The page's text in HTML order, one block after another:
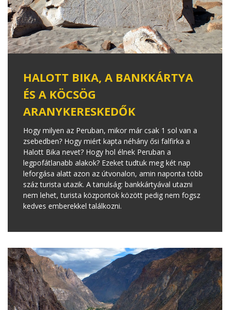
HALOTT BIKA, A BANKKÁRTYA
ÉS A KÖCSÖG
ARANYKERESKEDŐK
Hogy milyen az Peruban, mikor már csak 1 sol van a
zsebedben? Hogy miért kapta néhány ősi falfirka a
Halott Bika nevet? Hogy hol élnek Peruban a
legpofátlanabb alakok? Ezeket tudtuk meg két nap
leforgása alatt azon az útvonalon, amin naponta több
száz turista utazik. A tanulság: bankkártyával utazni
nem lehet, turista központok között pedig nem fogsz
kedves emberekkel találkozni.